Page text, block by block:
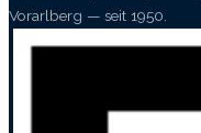
Vorarlberg — seit 1950.